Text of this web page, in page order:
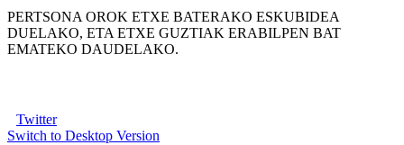
PERTSONA OROK ETXE BATERAKO ESKUBIDEA
DUELAKO, ETA ETXE GUZTIAK ERABILPEN BAT
EMATEKO DAUDELAKO.
Twitter
Switch to Desktop Version